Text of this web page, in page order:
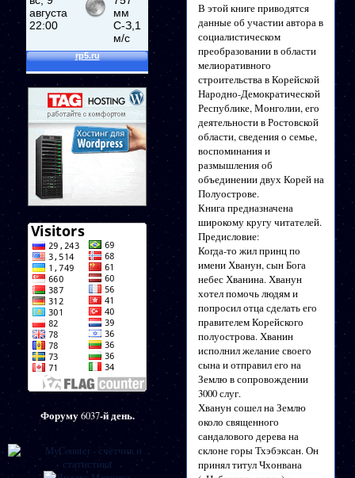
Форуму6037-й день.
В этой книге приводятся
данные об участии автора в
социалистическом
преобразовании в области
мелиоративного
строительства в Корейской
Народно-Демократической
Республике, Монголии, его
деятельности в Ростовской
области, сведения о семье,
воспоминания и
размышления об
объединении двух Корей на
Полуострове.
Книга предназначена
широкому кругу читателей.
Предисловие:
Когда-то жил принц по
имени Хванун, сын Бога
небес Хванина. Хванун
хотел помочь людям и
попросил отца сделать его
правителем Корейского
полуострова. Хванин
исполнил желание своего
сына и отправил его на
Землю в сопровождении
3000 слуг.
Хванун сошел на Землю
около священного
сандалового дерева на
склоне горы Тхэбэксан. Он
принял титул Чхонвана